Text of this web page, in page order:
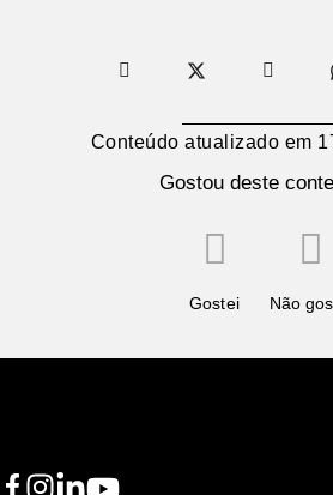
Conteúdo atualizado em
Gostou deste
Gostei Não